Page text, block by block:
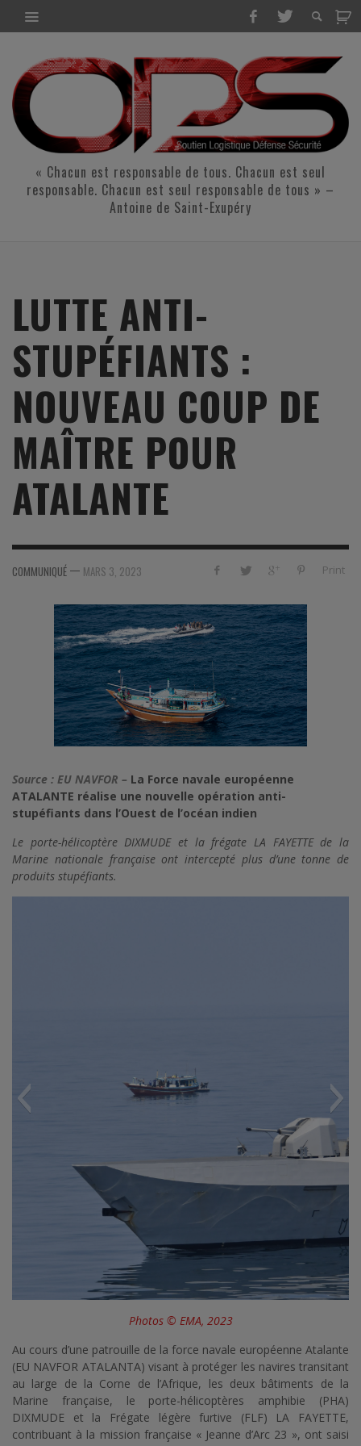
« Chacun est responsable de tous. Chacun est seul
responsable. Chacun est seul responsable de tous » –
Antoine de Saint-Exupéry
LUTTE ANTI-
STUPÉFIANTS :
NOUVEAU COUP DE
MAÎTRE POUR
ATALANTE
Print
COMMUNIQUÉ — MARS 3, 2023
Source : EU NAVFOR – La Force navale européenne
ATALANTE réalise une nouvelle opération anti-
stupéfiants dans l’Ouest de l’océan indien
Le porte-hélicoptère DIXMUDE et la frégate LA FAYETTE de la
Marine nationale française ont intercepté plus d’une tonne de
produits stupéfiants.
Photos © EMA, 2023
Au cours d’une patrouille de la force navale européenne Atalante
(EU NAVFOR ATALANTA) visant à protéger les navires transitant
au large de la Corne de l’Afrique, les deux bâtiments de la
Marine française, le porte-hélicoptères amphibie (PHA)
DIXMUDE et la Frégate légère furtive (FLF) LA FAYETTE,
contribuant à la mission française « Jeanne d’Arc 23 », ont saisi